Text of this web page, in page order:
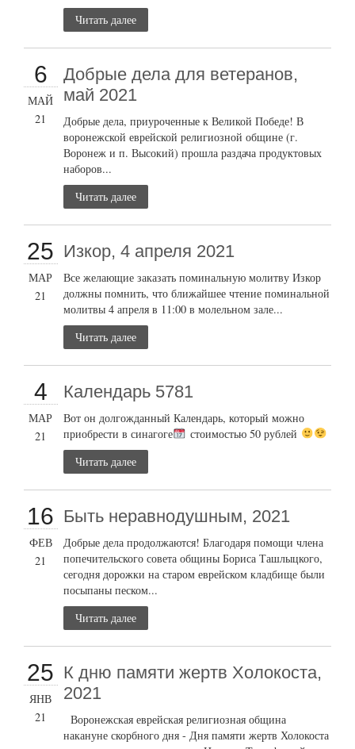
Читать далее
6
МАЙ
21
Добрые дела для ветеранов,
май 2021
Добрые дела, приуроченные к Великой Победе! В
воронежской еврейской религиозной общине (г.
Воронеж и п. Высокий) прошла раздача продуктовых
наборов...
Читать далее
25
МАР
21
Изкор, 4 апреля 2021
Все желающие заказать поминальную молитву Изкор
должны помнить, что ближайшее чтение поминальной
молитвы 4 апреля в 11:00 в молельном зале...
Читать далее
4
МАР
21
Календарь 5781
Вот он долгожданный Календарь, который можно
приобрести в синагоге
стоимостью 50 рублей
Читать далее
16
ФЕВ
21
Быть неравнодушным, 2021
Добрые дела продолжаются! Благодаря помощи члена
попечительского совета общины Бориса Ташлыцкого,
сегодня дорожки на старом еврейском кладбище были
посыпаны песком...
Читать далее
25
ЯНВ
21
К дню памяти жертв Холокоста,
2021
Воронежская еврейская религиозная община
накануне скорбного дня - Дня памяти жертв Холокоста